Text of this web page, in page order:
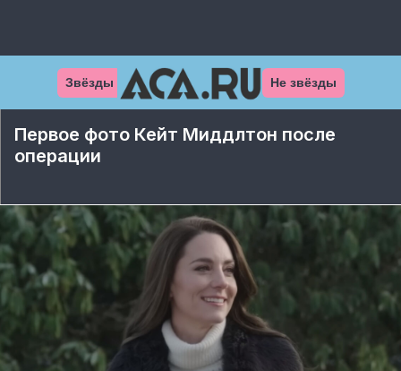
Звёзды Не звёзды
Первое фото Кейт Миддлтон после
операции